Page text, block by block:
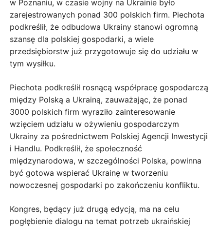
w Poznaniu, w czasie wojny na Ukrainie było
zarejestrowanych ponad 300 polskich firm. Piechota
podkreślił, że odbudowa Ukrainy stanowi ogromną
szansę dla polskiej gospodarki, a wiele
przedsiębiorstw już przygotowuje się do udziału w
tym wysiłku.
Piechota podkreślił rosnącą współpracę gospodarczą
między Polską a Ukrainą, zauważając, że ponad
3000 polskich firm wyraziło zainteresowanie
wzięciem udziału w ożywieniu gospodarczym
Ukrainy za pośrednictwem Polskiej Agencji Inwestycji
i Handlu. Podkreślił, że społeczność
międzynarodowa, w szczególności Polska, powinna
być gotowa wspierać Ukrainę w tworzeniu
nowoczesnej gospodarki po zakończeniu konfliktu.
Kongres, będący już drugą edycją, ma na celu
pogłębienie dialogu na temat potrzeb ukraińskiej